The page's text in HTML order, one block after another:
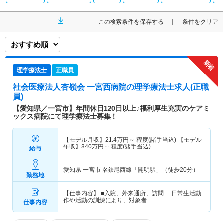
この検索条件を保存する 条件をクリア
理学療法士 正職員
社会医療法人杏嶺会 一宮西病院の理学療法士求人(正職
員)
【愛知県／一宮市】年間休日120日以上♪福利厚生充実のケアミ
ックス病院にて理学療法士募集！
給与
【モデル月収】 21.4万円～ 程度(諸手当込) 【モデル
年収】 340万円～ 程度(諸手当込)
勤務地
愛知県 一宮市 名鉄尾西線「開明駅」（徒歩20分）
仕事内容
【仕事内容】 ■入院、外来通所、訪問 日常生活動
作や活動の訓練により、対象者…